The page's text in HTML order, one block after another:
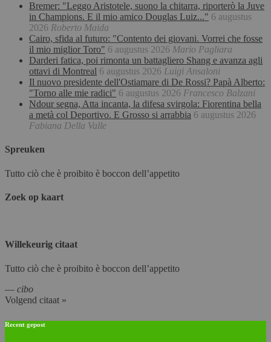
Bremer: "Leggo Aristotele, suono la chitarra, riporterò la Juve
in Champions. E il mio amico Douglas Luiz..." 6 augustus
2026 Roberto Maida
Cairo, sfida al futuro: "Contento dei giovani. Vorrei che fosse
il mio miglior Toro" 6 augustus 2026 Mario Pagliara
Darderi fatica, poi rimonta un battagliero Shang e avanza agli
ottavi di Montreal 6 augustus 2026 Luigi Ansaloni
Il nuovo presidente dell'Ostiamare di De Rossi? Papà Alberto:
"Torno alle mie radici" 6 augustus 2026 Francesco Balzani
Ndour segna, Atta incanta, la difesa svirgola: Fiorentina bella
a metà col Deportivo. E Grosso si arrabbia 6 augustus 2026
Fabiana Della Valle
Spreuken
Tutto ciò che è proibito è boccon dell’appetito
Zoek op kaart
Willekeurig citaat
Tutto ciò che è proibito è boccon dell’appetito
— cibo
Volgend citaat »
Recent gepost